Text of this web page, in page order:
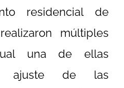
residencial de
múltiples
una de ellas
ajuste de las